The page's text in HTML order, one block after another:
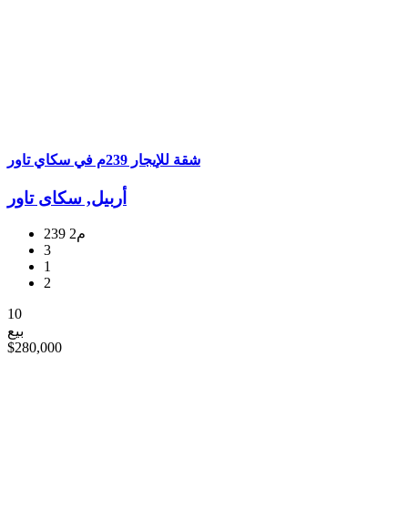
شقة للإیجار 239م في سکاي تاور
أربيل, سکای تاور
239 م2
3
1
2
10
بيع
$280,000